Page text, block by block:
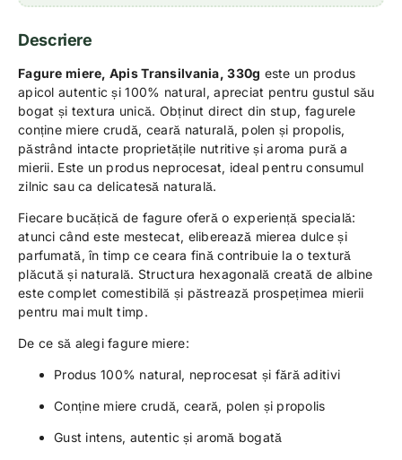
Descriere
Fagure miere, Apis Transilvania, 330g este un produs
apicol autentic și 100% natural, apreciat pentru gustul său
bogat și textura unică. Obținut direct din stup, fagurele
conține miere crudă, ceară naturală, polen și propolis,
păstrând intacte proprietățile nutritive și aroma pură a
mierii. Este un produs neprocesat, ideal pentru consumul
zilnic sau ca delicatesă naturală.
Fiecare bucățică de fagure oferă o experiență specială:
atunci când este mestecat, eliberează mierea dulce și
parfumată, în timp ce ceara fină contribuie la o textură
plăcută și naturală. Structura hexagonală creată de albine
este complet comestibilă și păstrează prospețimea mierii
pentru mai mult timp.
De ce să alegi fagure miere:
Produs 100% natural, neprocesat și fără aditivi
Conține miere crudă, ceară, polen și propolis
Gust intens, autentic și aromă bogată